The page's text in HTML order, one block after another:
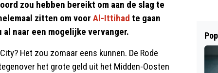
zou hebben bereikt om aan de slag te
zitten om voor Al-Ittihad te gaan
naar een mogelijke vervanger.
Het zou zomaar eens kunnen. De Rode
het grote geld uit het Midden-Oosten